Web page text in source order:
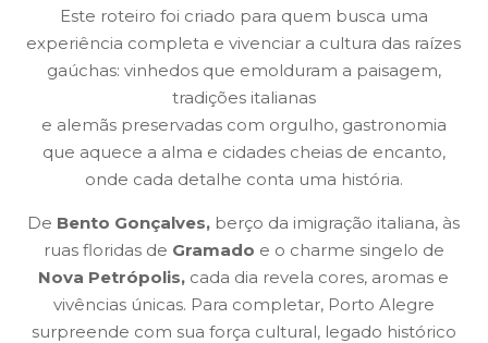
Este roteiro foi criado para quem busca uma
experiência completa e vivenciar a cultura das raízes
gaúchas: vinhedos que emolduram a paisagem,
tradições italianas
e alemãs preservadas com orgulho, gastronomia
que aquece a alma e cidades cheias de encanto,
onde cada detalhe conta uma história.
De Bento Gonçalves, berço da imigração italiana, às
ruas floridas de Gramado e o charme singelo de
Nova Petrópolis, cada dia revela cores, aromas e
vivências únicas. Para completar, Porto Alegre
surpreende com sua força cultural, legado histórico